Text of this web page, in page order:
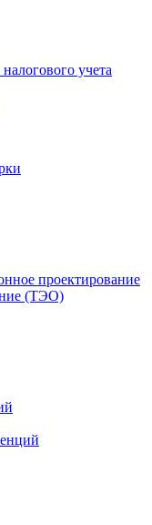
учета
проектирование
(ТЭО)